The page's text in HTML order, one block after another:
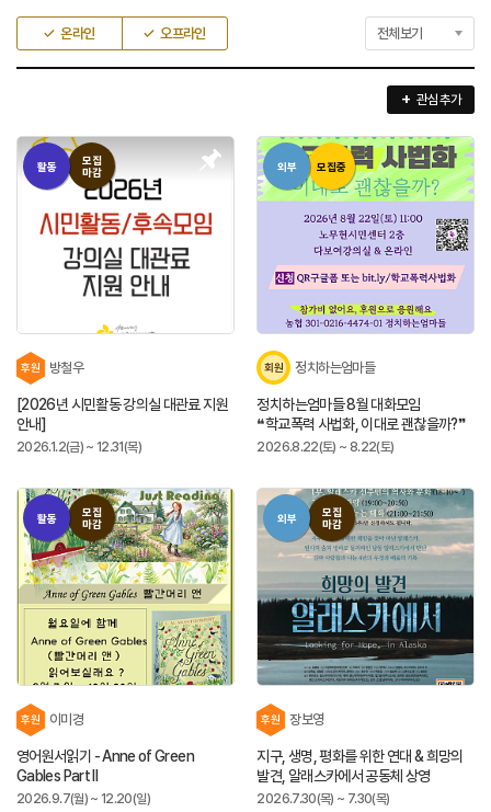
온라인 오프라인
관심 추가
활동
모집
마감
후원 방철우
[2026년 시민활동 강의실 대관료 지원
안내]
2026.1.2(금) ~ 12.31(목)
외부 모집중
회원 정치하는엄마들
정치하는엄마들 8월 대화모임
❝학교폭력 사법화, 이대로 괜찮을까?❞
2026.8.22(토) ~ 8.22(토)
활동
모집
마감
후원 이미경
영어원서읽기 - Anne of Green
Gables Part II
2026.9.7(월) ~ 12.20(일)
외부
모집
마감
후원 장보영
지구, 생명, 평화를 위한 연대 & 희망의
발견, 알래스카에서 공동체 상영
2026.7.30(목) ~ 7.30(목)